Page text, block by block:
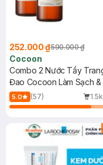
252.000 ₫590.000 ₫
Cocoon
Combo 2 Nước Tẩy
Đao Cocoon Làm Sạch &
Dầu 500ml
5.0 (57)